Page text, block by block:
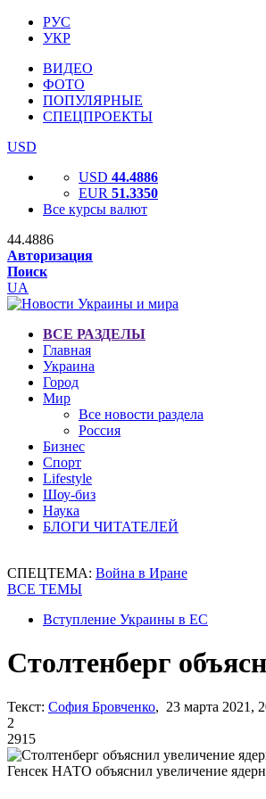
РУС
УКР
ВИДЕО
ФОТО
ПОПУЛЯРНЫЕ
СПЕЦПРОЕКТЫ
USD
USD 44.4886
EUR 51.3350
Все курсы валют
44.4886
Авторизация
Поиск
UA
ВСЕ РАЗДЕЛЫ
Главная
Украина
Город
Мир
Все новости раздела
Россия
Бизнес
Спорт
Lifestyle
Шоу-биз
Наука
БЛОГИ ЧИТАТЕЛЕЙ
СПЕЦТЕМА: Война в Иране
ВСЕ ТЕМЫ
Вступление Украины в ЕС
Столтенберг
Текст: София Бровченко, 23 марта 2021,
2
2915
Генсек НАТО объяснил увеличение